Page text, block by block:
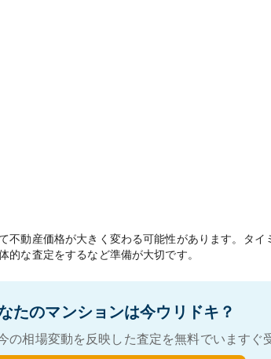
動産価格が大きく変わる可能性があります。タ
な査定をするなど準備が大切です。
たのマンションは今ウリドキ？
相場変動を反映した査定を無料でいますぐ